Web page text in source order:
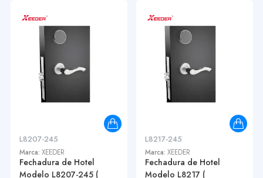
L8207-245
Marca: XEEDER
Fechadura de Hotel
Modelo L8207-245 (
L8217-245
Marca: XEEDER
Fechadura de Hotel
Modelo L8217 (